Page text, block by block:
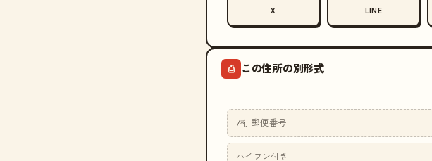
X LINE
⎙ この住所の別形式
7桁 郵便番号
ハイフン付き